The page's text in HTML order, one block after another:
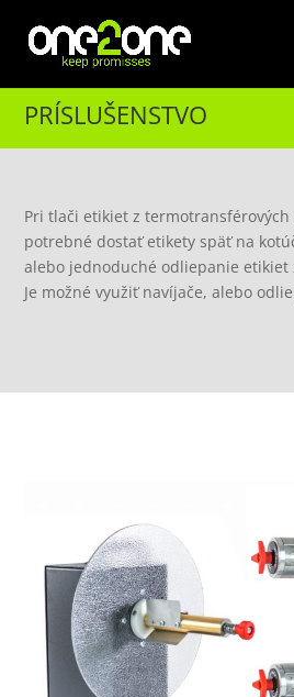
PRÍSLUŠENSTVO
Pri tlači etikiet z
potrebné dostať etikety späť na
alebo jednoduché odliepanie etikiet
Je možné využiť navíjače, alebo